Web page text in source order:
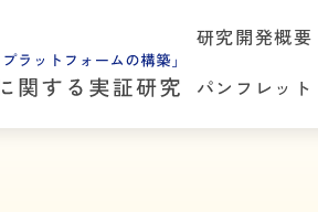
研究開発概要
パンフレット